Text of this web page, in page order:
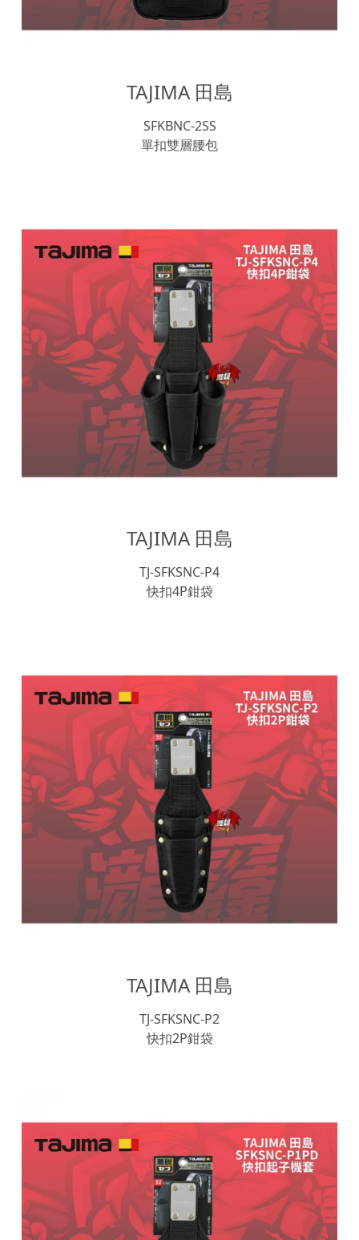
TAJIMA 田島
SFKBNC-2SS
單扣雙層腰包
TAJIMA 田島
TJ-SFKSNC-P4
快扣4P鉗袋
TAJIMA 田島
TJ-SFKSNC-P2
快扣2P鉗袋